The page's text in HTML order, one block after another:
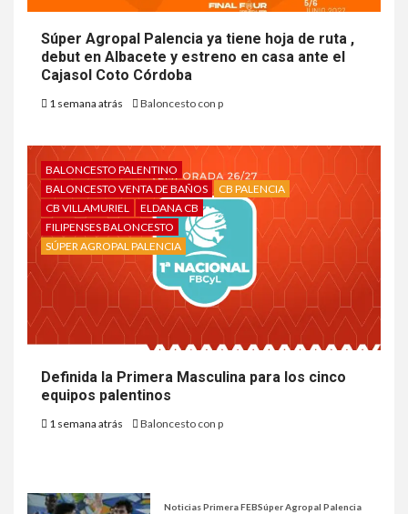
Súper Agropal Palencia ya tiene hoja de ruta ,
debut en Albacete y estreno en casa ante el
Cajasol Coto Córdoba
1 semana atrás Baloncesto con p
BALONCESTO PALENTINO
BALONCESTO VENTA DE BAÑOS
CB PALENCIA
CB VILLAMURIEL
ELDANA CB
FILIPENSES BALONCESTO
SÚPER AGROPAL PALENCIA
Definida la Primera Masculina para los cinco
equipos palentinos
1 semana atrás Baloncesto con p
Noticias Primera FEBSúper Agropal Palencia